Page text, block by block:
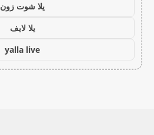
يلا شوت زون
يلا لايف
yalla live